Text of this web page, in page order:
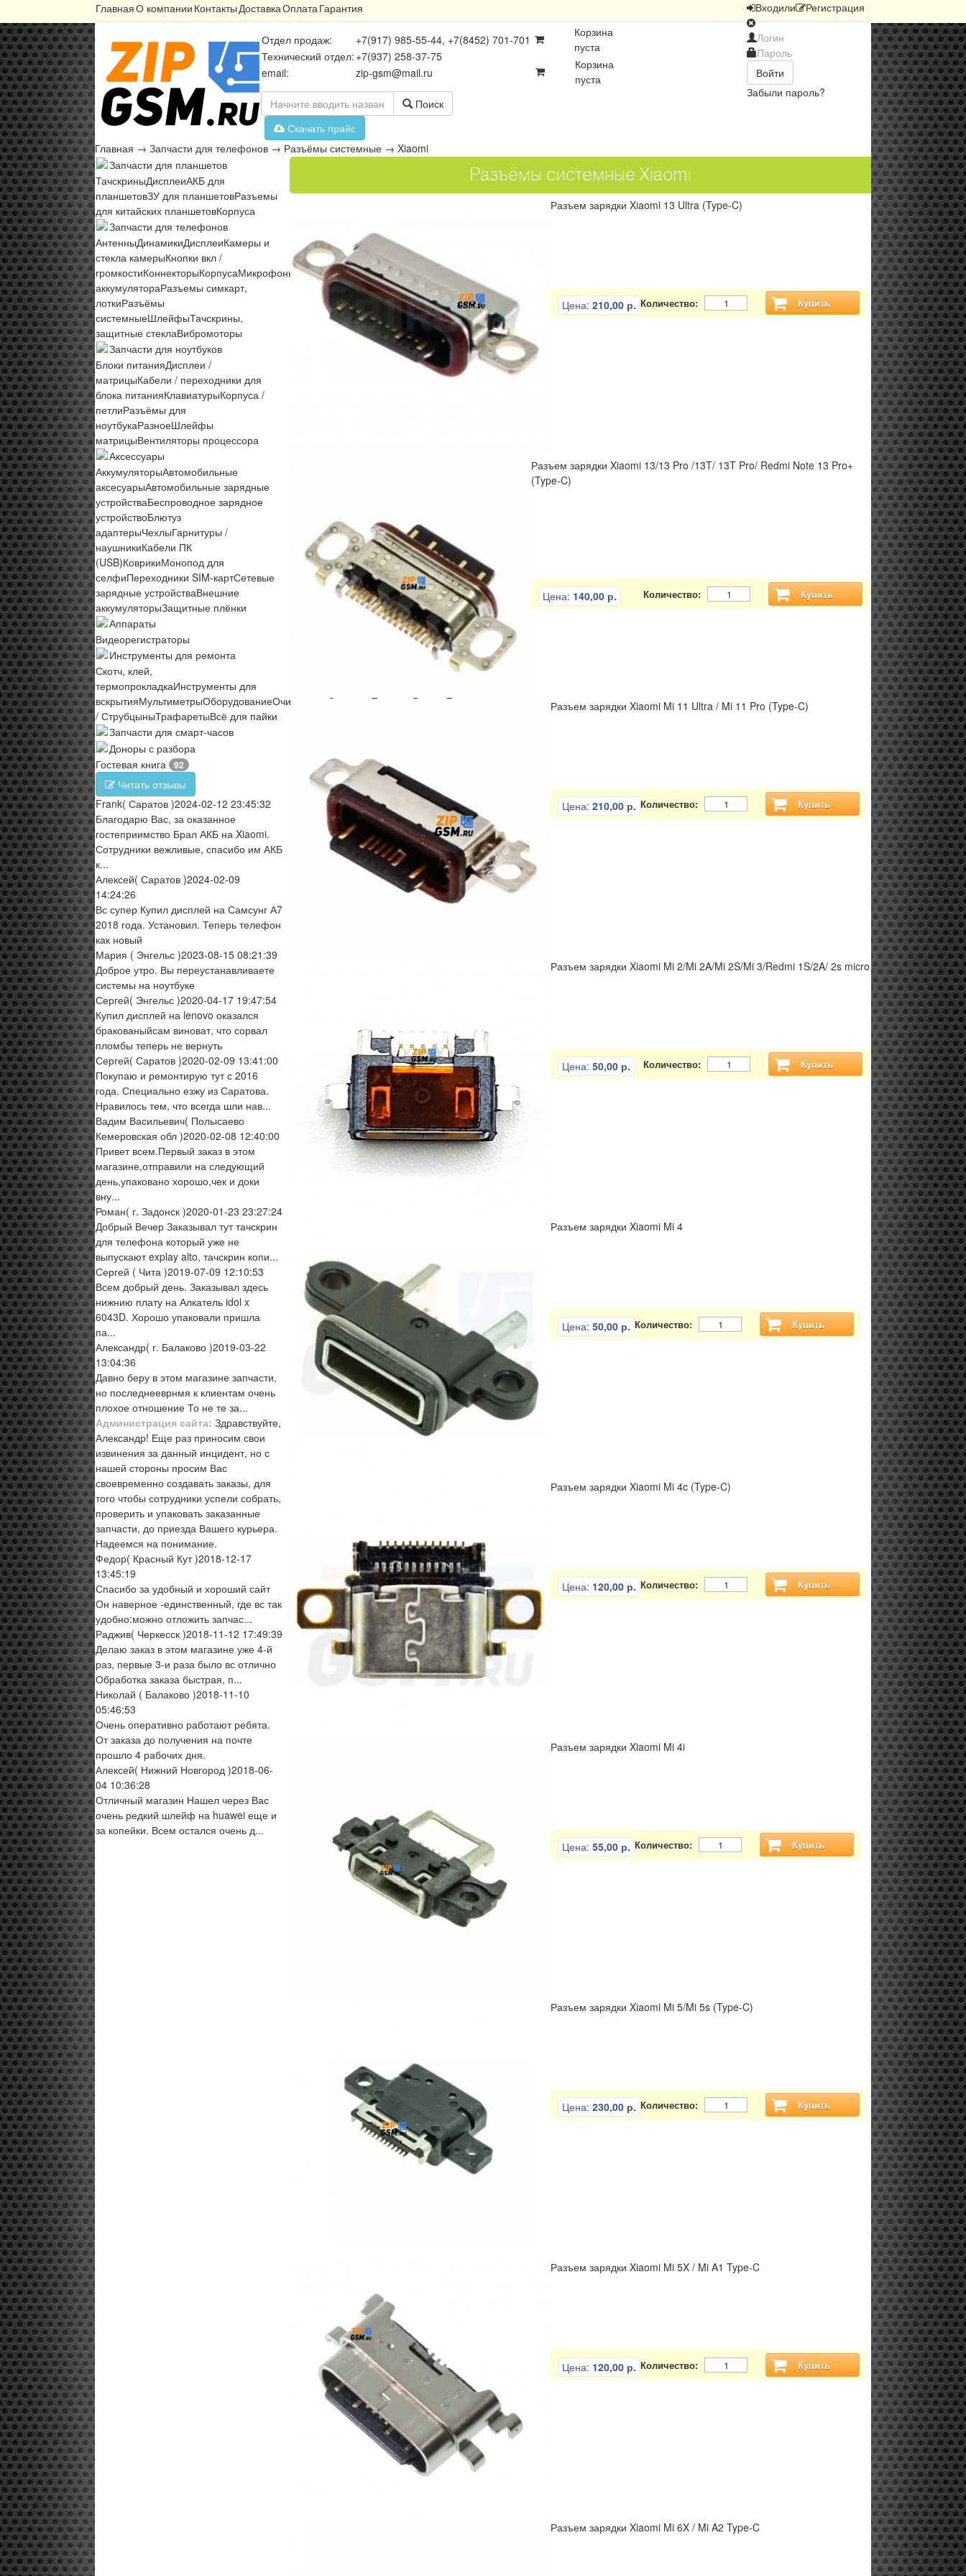
ГлавнаяО компании КонтактыДоставкаОплатаГарантия Входили Регистрация
Войти
Забыли пароль?
Отдел продаж:
+7(917) 985-55-44, +7(8452) 701-701
Технический отдел: +7(937) 258-37-75
email:
zip-gsm@mail.ru
Корзина
пуста
Корзина
пуста
Поиск
Скачать прайс
Главная → Запчасти для телефонов → Разъёмы системные → Xiaomi
Запчасти для планшетов
ТачскриныДисплеиАКБ для
планшетовЗУ для планшетовРазъемы
для китайских планшетовКорпуса
Запчасти для телефонов
АнтенныДинамикиДисплеиКамеры и
стекла камерыКнопки вкл /
громкостиКоннекторыКорпусаМикрофоныМикросхемыПлатыРазъёмы
аккумулятораРазъемы симкарт,
лоткиРазъёмы
системныеШлейфыТачскрины,
защитные стеклаВибромоторы
Запчасти для ноутбуков
Блоки питанияДисплеи /
матрицыКабели / переходники для
блока питанияКлавиатурыКорпуса /
петлиРазъёмы для
ноутбукаРазноеШлейфы
матрицыВентиляторы процессора
Аксессуары
АккумуляторыАвтомобильные
аксесуарыАвтомобильные зарядные
устройстваБеспроводное зарядное
устройствоБлютуз
адаптерыЧехлыГарнитуры /
наушникиКабели ПК
(USB)КоврикиМонопод для
селфиПереходники SIM-картСетевые
зарядные устройстваВнешние
аккумуляторыЗащитные плёнки
Аппараты
Видеорегистраторы
Инструменты для ремонта
Скотч, клей,
термопрокладкаИнструменты для
вскрытияМультиметрыОборудованиеОчистители Отвертки Пинцеты Разное Тиски
/ СтрубцыныТрафаретыВсё для пайки
Запчасти для смарт-часов
Доноры с разбора
Гостевая книга
92
Читать отзывы
Frank( Саратов )2024-02-12 23:45:32
Благодарю Вас, за оказанное
гостеприимство Брал АКБ на Xiaomi.
Сотрудники вежливые, спасибо им АКБ
к...
Алексей( Саратов )2024-02-09
14:24:26
Вс супер Купил дисплей на Самсунг А7
2018 года. Установил. Теперь телефон
как новый
Мария ( Энгельс )2023-08-15 08:21:39
Доброе утро. Вы переустанавливаете
системы на ноутбуке
Сергей( Энгельс )2020-04-17 19:47:54
Купил дисплей на lenovo оказался
бракованыйсам виноват, что сорвал
пломбы теперь не вернуть
Сергей( Саратов )2020-02-09 13:41:00
Покупаю и ремонтирую тут с 2016
года. Специально езжу из Саратова.
Нравилось тем, что всегда шли нав...
Вадим Васильевич( Полысаево
Кемеровская обл )2020-02-08 12:40:00
Привет всем.Первый заказ в этом
магазине,отправили на следующий
день,упаковано хорошо,чек и доки
вну...
Роман( г. Задонск )2020-01-23 23:27:24
Добрый Вечер Заказывал тут тачскрин
для телефона который уже не
выпускают explay alto, тачскрин копи...
Сергей ( Чита )2019-07-09 12:10:53
Всем добрый день. Заказывал здесь
нижнию плату на Алкатель idol x
6043D. Хорошо упаковали пришла
па...
Александр( г. Балаково )2019-03-22
13:04:36
Давно беру в этом магазине запчасти,
но последнееврнмя к клиентам очень
плохое отношение То не те за...
Администрация сайта: Здравствуйте,
Александр! Еще раз приносим свои
извинения за данный инцидент, но с
нашей стороны просим Вас
своевременно создавать заказы, для
того чтобы сотрудники успели собрать,
проверить и упаковать заказанные
запчасти, до приезда Вашего курьера.
Надеемся на понимание.
Федор( Красный Кут )2018-12-17
13:45:19
Спасибо за удобный и хороший сайт
Он наверное -единственный, где вс так
удобно:можно отложить запчас...
Раджив( Черкесск )2018-11-12 17:49:39
Делаю заказ в этом магазине уже 4-й
раз, первые 3-и раза было вс отлично
Обработка заказа быстрая, п...
Николай ( Балаково )2018-11-10
05:46:53
Очень оперативно работают ребята.
От заказа до получения на почте
прошло 4 рабочих дня.
Алексей( Нижний Новгород )2018-06-
04 10:36:28
Отличный магазин Нашел через Вас
очень редкий шлейф на huawei еще и
за копейки. Всем остался очень д...
Разъёмы системные Xiaomi
Разъем зарядки Xiaomi 13 Ultra (Type-C)
Цена: 210,00 р. Количество: Купить
Разъем зарядки Xiaomi 13/13 Pro /13T/ 13T Pro/ Redmi Note 13 Pro+
(Type-C)
Цена: 140,00 р. Количество: Купить
Разъем зарядки Xiaomi Mi 11 Ultra / Mi 11 Pro (Type-C)
Цена: 210,00 р. Количество: Купить
Разъем зарядки Xiaomi Mi 2/Mi 2A/Mi 2S/Mi 3/Redmi 1S/2A/ 2s micro
Цена: 50,00 р. Количество: Купить
Разъем зарядки Xiaomi Mi 4
Цена: 50,00 р. Количество: Купить
Разъем зарядки Xiaomi Mi 4c (Type-C)
Цена: 120,00 р. Количество: Купить
Разъем зарядки Xiaomi Mi 4i
Цена: 55,00 р. Количество: Купить
Разъем зарядки Xiaomi Mi 5/Mi 5s (Type-C)
Цена: 230,00 р. Количество: Купить
Разъем зарядки Xiaomi Mi 5X / Mi A1 Type-C
Цена: 120,00 р. Количество: Купить
Разъем зарядки Xiaomi Mi 6X / Mi A2 Type-C